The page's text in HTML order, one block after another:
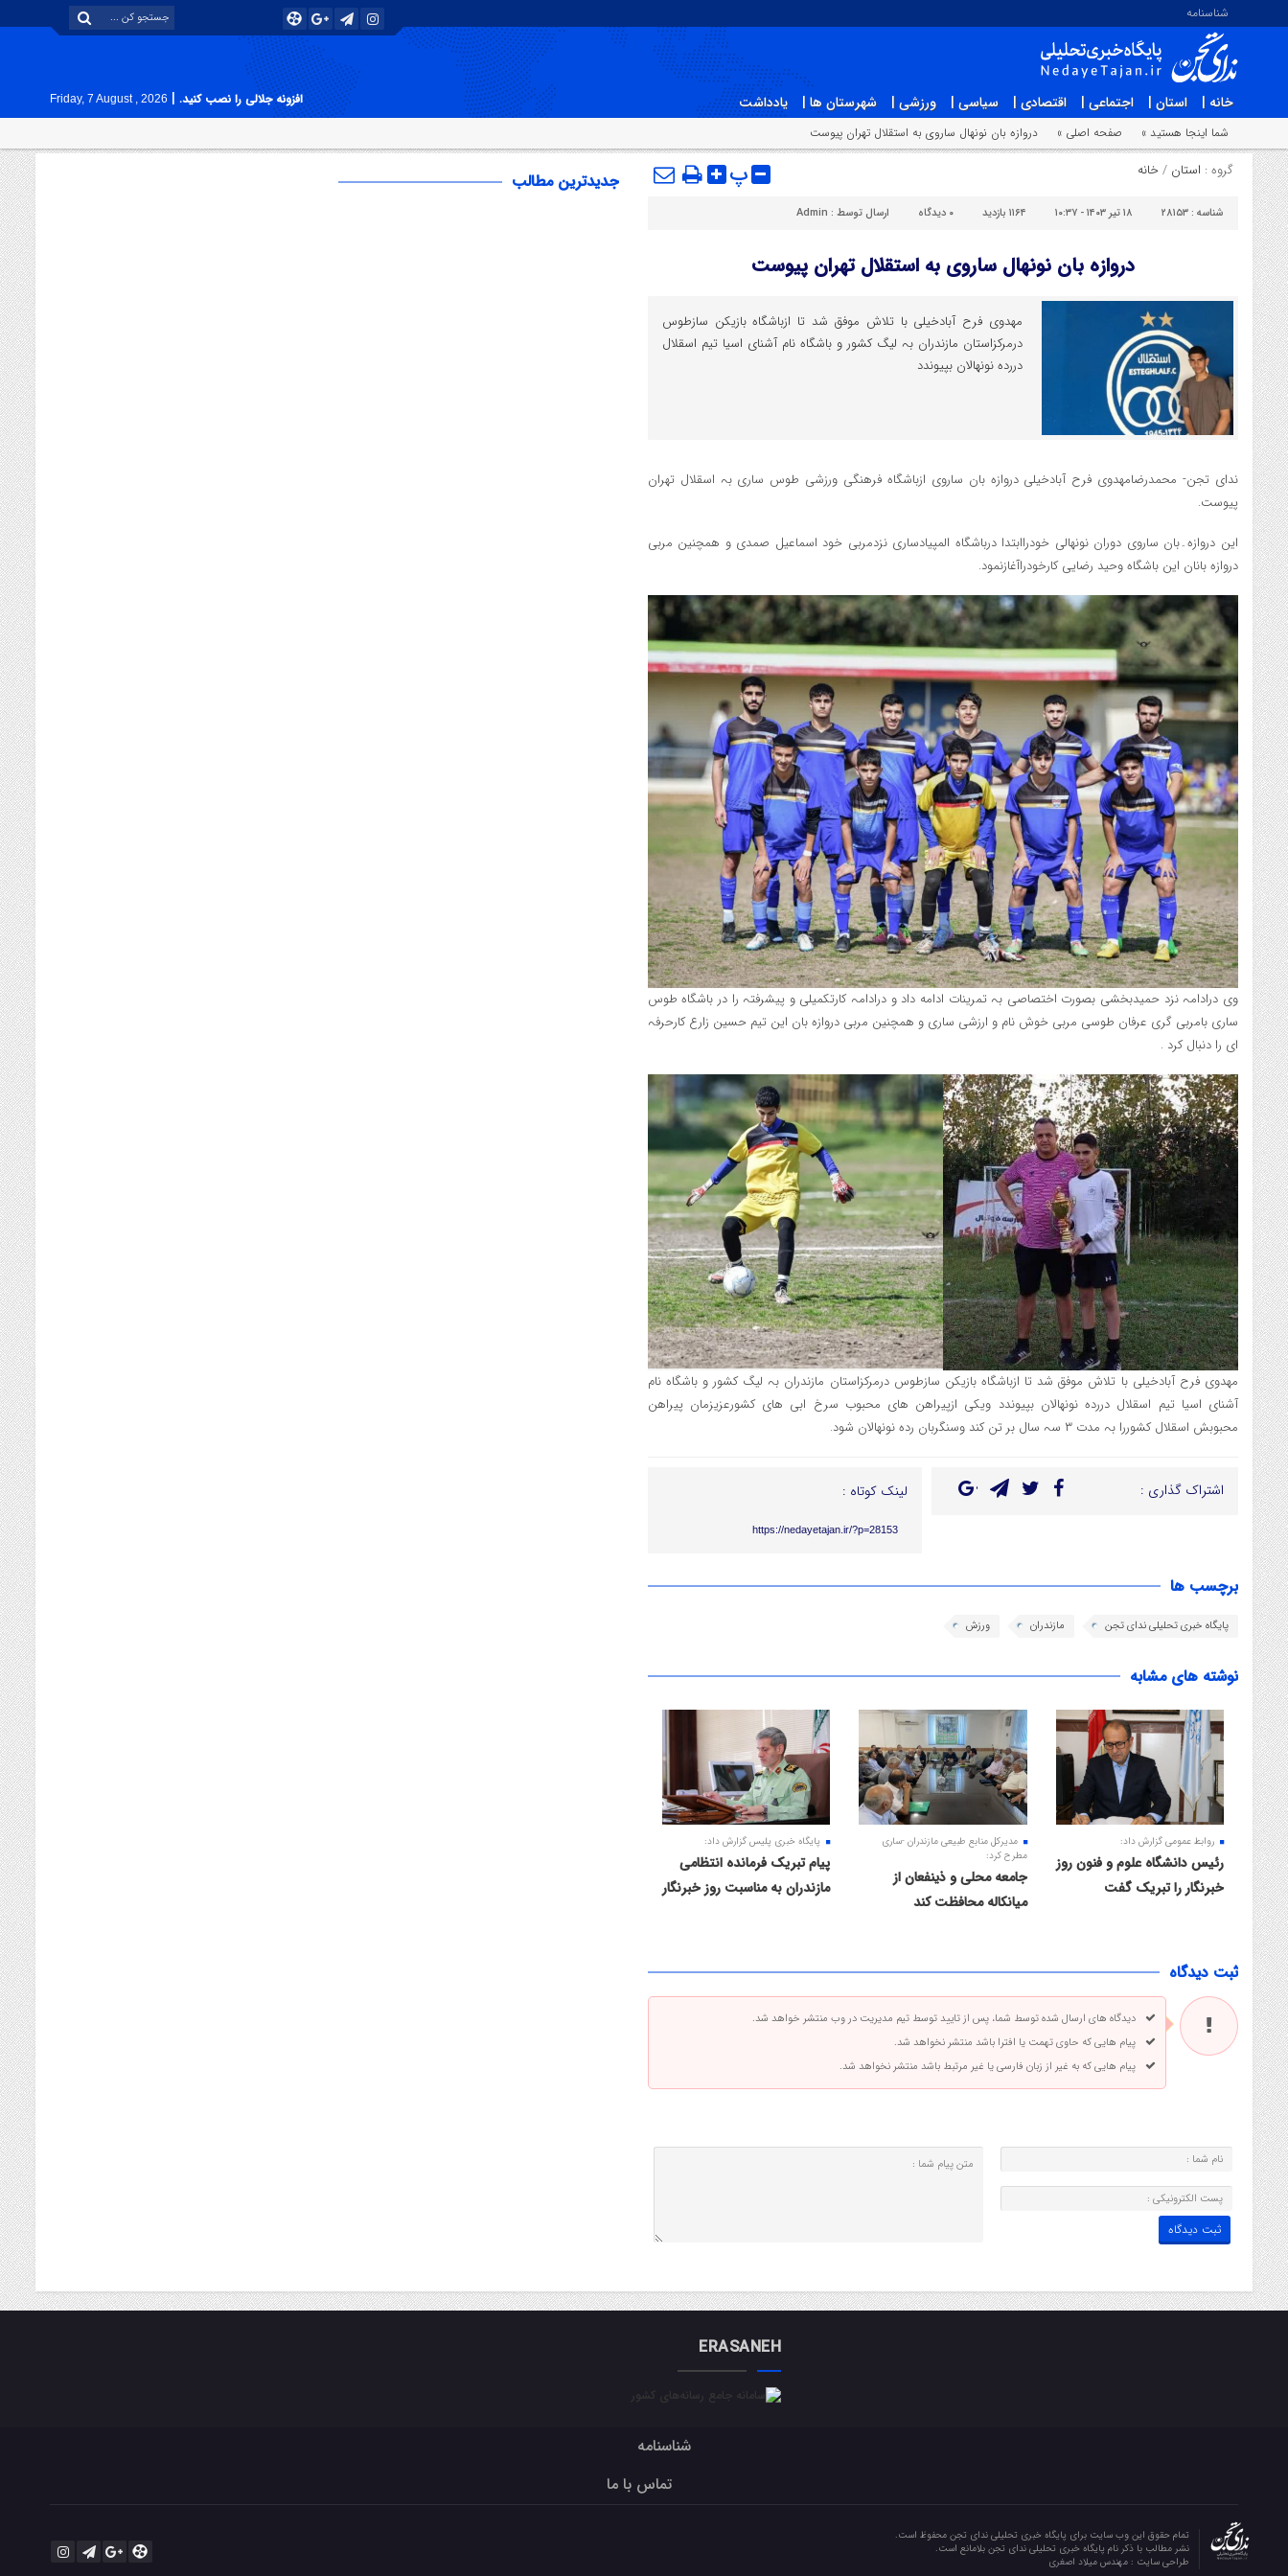
شناسنامه
خانه | استان | اجتماعی | اقتصادی | سیاسی | ورزشی | شهرستان ها | یادداشت افزونه جلالی را نصب کنید. |
Friday, 7 August , 2026
شما اینجا هستید » صفحه اصلی » دروازه بان نونهال ساروی به استقلال تهران پیوست
گروه : استان /خانه پ
شناسه : ۲۸۱۵۳ ۱۸ تیر ۱۴۰۳ - ۱۰:۳۷ ۱۱۶۴ بازدید ۰ دیدگاه ارسال توسط : Admin
دروازه بان نونهال ساروی به استقلال تهران پیوست
مهدوی فرح آبادخیلی با تلاش موفق شد تا ازباشگاہ بازیکن سازطوس
درمرکزاستان مازندران بہ لیگ کشور و باشگاہ نام آشنای اسیا تیم اسقلال
درردہ نونھالان بپیوندد
ندای تجن- محمدرضامھدوی فرح آبادخیلی دروازہ بان ساروی ازباشگاہ فرھنگی ورزشی طوس ساری بہ اسقلال تھران
پیوست.
این دروازہ۔بان ساروی دوران نونھالی خودراابتدا درباشگاہ المپیادساری نزدمربی خود اسماعیل صمدی و ھمچنین مربی
دروازہ بانان این باشگاہ وحید رضایی کارخودراآغازنمود.
وی درادامہ نزد حمیدبخشی بصورت اختصاصی بہ تمرینات ادامه داد و درادامہ کارتکمیلی و پیشرفتہ را در باشگاہ طوس
ساری بامربی گری عرفان طوسی مربی خوش نام و ارزشی ساری و ھمچنین مربی دروازہ بان این تیم حسین زارع کارحرفہ
ای را دنبال کرد .
مهدوی فرح آبادخیلی با تلاش موفق شد تا ازباشگاہ بازیکن سازطوس درمرکزاستان مازندران بہ لیگ کشور و باشگاہ نام
آشنای اسیا تیم اسقلال درردہ نونھالان بپیوندد ویکی ازپیراھن ھای محبوب سرخ ابی ھای کشورعزیزمان پیراھن
محبوبش اسقلال کشوررا بہ مدت ۳ سہ سال بر تن کند وسنگربان ردہ نونھالان شود.
اشتراک گذاری : لینک کوتاه :
https://nedayetajan.ir/?p=28153
برچسب ها
پایگاه خبری تحلیلی ندای تجن مازندران ورزش
نوشته های مشابه
روابط عمومی گزارش داد:
رئیس دانشگاه علوم و فنون روز
خبرنگار را تبریک گفت
مدیرکل منابع طبیعی مازندران -ساری
مطرح کرد:
جامعه محلی و ذینفعان از
میانکاله محافظت کند
پایگاه خبری پلیس گزارش داد:
پیام تبریک فرمانده انتظامی
مازندران به مناسبت روز خبرنگار
ثبت دیدگاه
دیدگاه های ارسال شده توسط شما، پس از تایید توسط تیم مدیریت در وب منتشر خواهد شد.
پیام هایی که حاوی تهمت یا افترا باشد منتشر نخواهد شد.
پیام هایی که به غیر از زبان فارسی یا غیر مرتبط باشد منتشر نخواهد شد.
جدیدترین مطالب
ERASANEH
شناسنامه
تماس با ما
تمام حقوق این وب سایت برای پایگاه خبری تحلیلی ندای تجن محفوظ است.
نشر مطالب با ذکر نام پایگاه خبری تحلیلی ندای تجن بلامانع است.
طراحی سایت : مهندس میلاد اصغری